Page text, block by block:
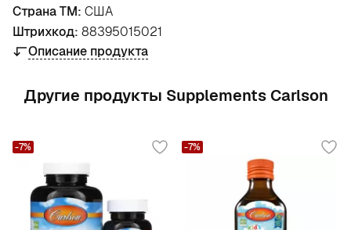
Страна ТМ: США
Штрихкод: 88395015021
Описание продукта
Другие продукты Supplements Carlson
-7% -7%